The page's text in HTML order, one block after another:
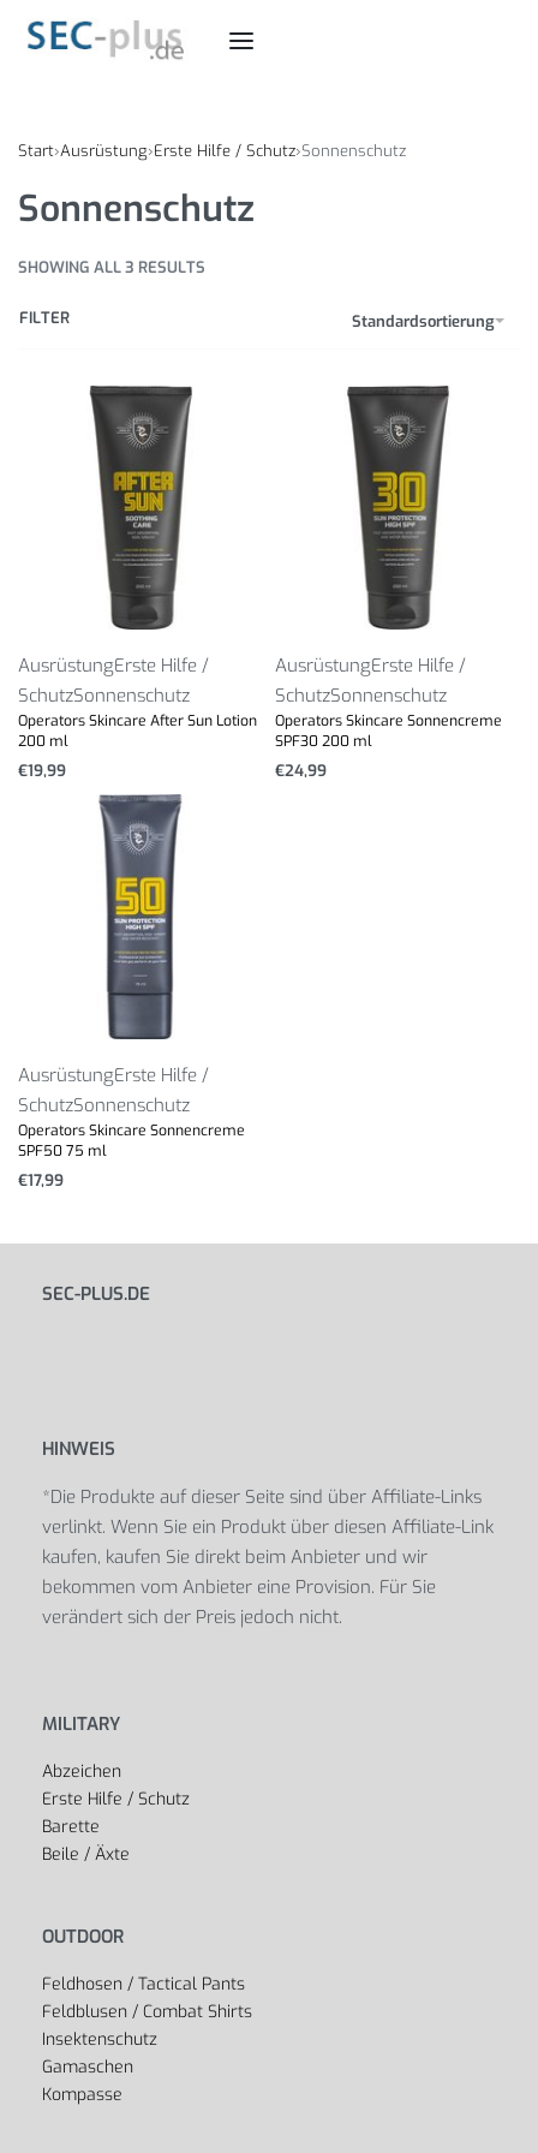
Start›Ausrüstung›Erste Hilfe / Schutz›Sonnenschutz
Sonnenschutz
SHOWING ALL 3 RESULTS
Standardsortierung
FILTER
AusrüstungErste Hilfe /
SchutzSonnenschutz
Operators Skincare After Sun Lotion
200 ml
€19,99
AusrüstungErste Hilfe /
SchutzSonnenschutz
Operators Skincare Sonnencreme
SPF30 200 ml
€24,99
AusrüstungErste Hilfe /
SchutzSonnenschutz
Operators Skincare Sonnencreme
SPF50 75 ml
€17,99
SEC-PLUS.DE
HINWEIS
*Die Produkte auf dieser Seite sind über Affiliate-Links
verlinkt. Wenn Sie ein Produkt über diesen Affiliate-Link
kaufen, kaufen Sie direkt beim Anbieter und wir
bekommen vom Anbieter eine Provision. Für Sie
verändert sich der Preis jedoch nicht.
MILITARY
Abzeichen
Erste Hilfe / Schutz
Barette
Beile / Äxte
OUTDOOR
Feldhosen / Tactical Pants
Feldblusen / Combat Shirts
Insektenschutz
Gamaschen
Kompasse